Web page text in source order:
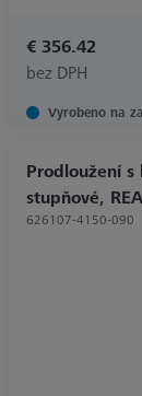
€ 356.42
bez DPH
Vyrobeno na
Prodloužení
stupňové,
626107-4150-090